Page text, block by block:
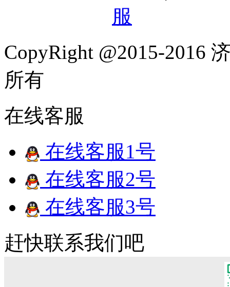
服
CopyRight @2015-2016
所有
在线客服
在线客服1号
在线客服2号
在线客服3号
赶快联系我们吧